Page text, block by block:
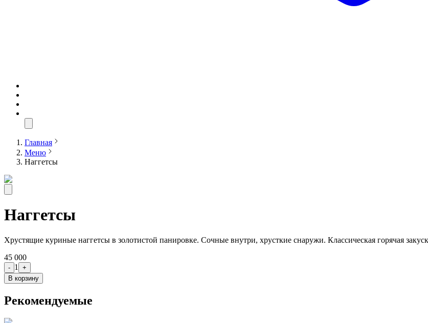
Главная
Меню
Наггетсы
Наггетсы
Хрустящие куриные наггетсы в золотистой панировке. Сочные внутри, хрусткие снаружи. Классическая горячая
45 000
- 1
+
В корзину
Рекомендуемые